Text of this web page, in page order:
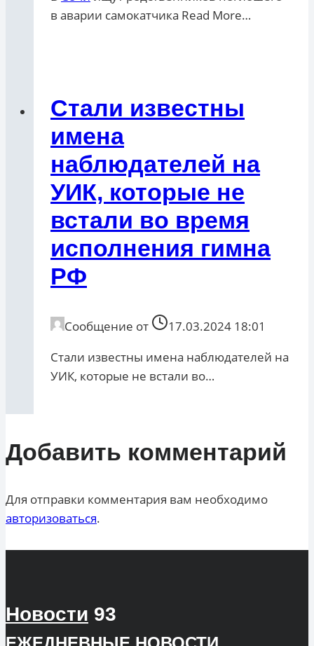
в аварии самокатчика ​Read More…
Стали известны
имена
наблюдателей на
УИК, которые не
встали во время
исполнения гимна
РФ
Сообщение от
17.03.2024 18:01
Стали известны имена наблюдателей на
УИК, которые не встали во…
Добавить комментарий
Для отправки комментария вам необходимо
авторизоваться.
Новости 93